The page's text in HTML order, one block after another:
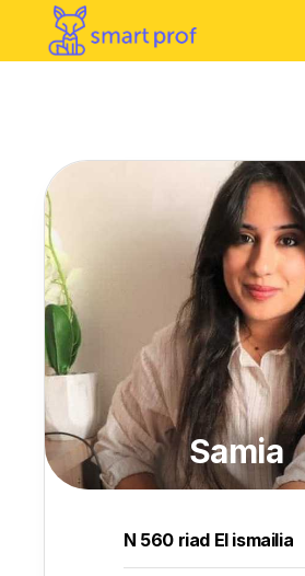
Samia
N 560 riad El ismailia